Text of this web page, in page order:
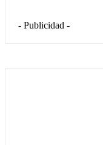
- Publicidad -